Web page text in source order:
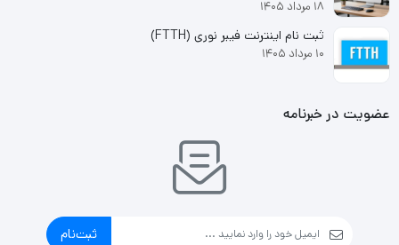
۱۸ مرداد ۱۴۰۵
ثبت نام اینترنت فیبر نوری (FTTH)
۱۰ مرداد ۱۴۰۵
عضویت در خبرنامه
ثبت‌نام